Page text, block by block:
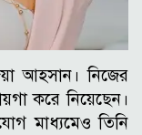
আহসান। নিজের
করে নিয়েছেন।
মাধ্যমেও তিনি